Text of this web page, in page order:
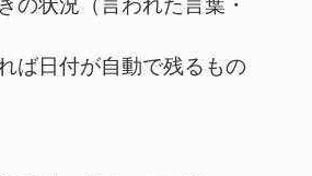
の状況（言われた言葉・
ば日付が自動で残るもの